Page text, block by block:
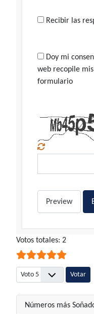
Recibir las
Doy mi
web recopile
formulario
Preview
Ratio:5/5
Votos totales: 2
Por favor, vote
Números más